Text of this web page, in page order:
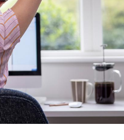
et chaleur : ce
la science
nuit-il à
de la
?